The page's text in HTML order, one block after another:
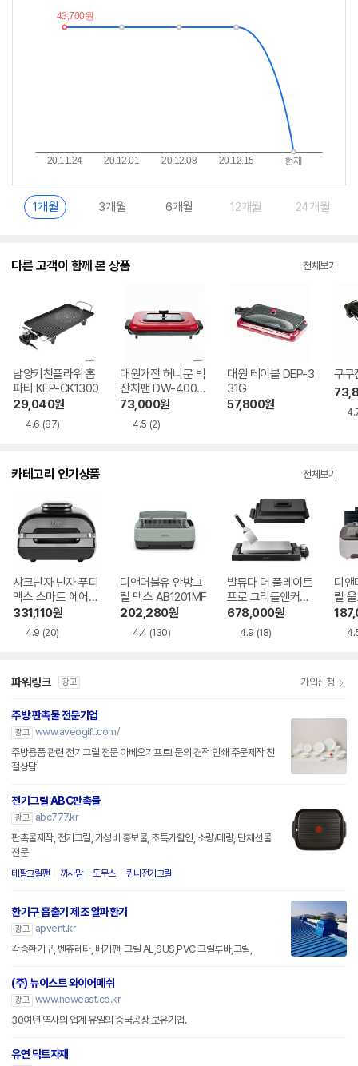
이
란?
1개월 3개월 6개월 12개월 24개월
다른 고객이 함께 본 상품 전체보기
남양키친플라워 홈
파티 KEP-CK1300
29,040원
4.6 (87)
대원가전 허니문 빅
잔치팬 DW-400J
P
73,000원
4.5 (2)
대원 테이블 DEP-3
31G
57,800원
쿠쿠
카테고리 인기상품 전체보기
샤크닌자 닌자 푸디
맥스 스마트 에어그
릴 AG551KR
331,110원
4.9 (20)
디앤더블유 안방그
릴 맥스 AB1201MF
202,280원
4.4 (130)
발뮤다 더 플레이트
프로 그리들앤커버
포함
678,000원
4.9 (18)
디앤
릴
MF
파워링크 광고 가입신청
주방 판촉물 전문기업
광고 www.aveogift.com/
주방용품 관련 전기그릴 전문 아베오기프트! 문의 견적 인쇄 주문제작 친
절상담
전기그릴 ABC판촉물
광고
abc777.kr
판촉물제작, 전기그릴, 가성비 홍보물, 초특가할인, 소량/대량, 단체선물
전문
테팔그릴팬 까사맘 도무스 퀸나전기그릴
환기구 흡출기 제조 알파환기
광고
apvent.kr
각종환기구, 벤츄레타, 배기팬, 그릴 AL,SUS,PVC 그릴루바,그릴,
(주) 뉴이스트 와이어메쉬
광고 www.neweast.co.kr
30여년 역사의 업계 유일의 중국공장 보유기업.
유연 닥트자재